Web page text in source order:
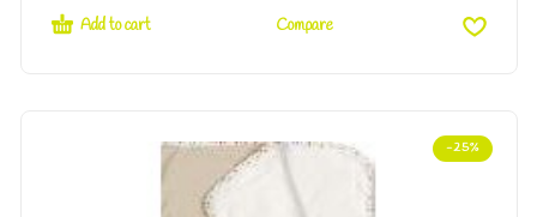
Add to cart Compare
-25%